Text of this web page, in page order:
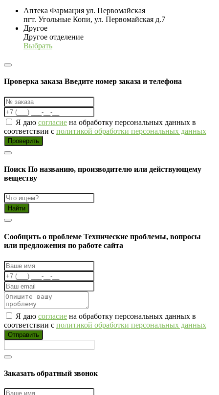
Аптека Фармация ул. Первомайская
пгт. Угольные Копи, ул. Первомайская д.7
Другое
Другое отделение
Выбрать
Проверка заказа Введите номер заказа и телефона
Я даю согласие на обработку персональных данных в
соответствии с политикой обработки персональных данных
Проверить
Поиск По названию, производителю или действующему
веществу
Найти
Cообщить о проблеме Технические проблемы, вопросы
или предложения по работе сайта
Я даю согласие на обработку персональных данных в
соответствии с политикой обработки персональных данных
Отправить
Заказать обратный звонок